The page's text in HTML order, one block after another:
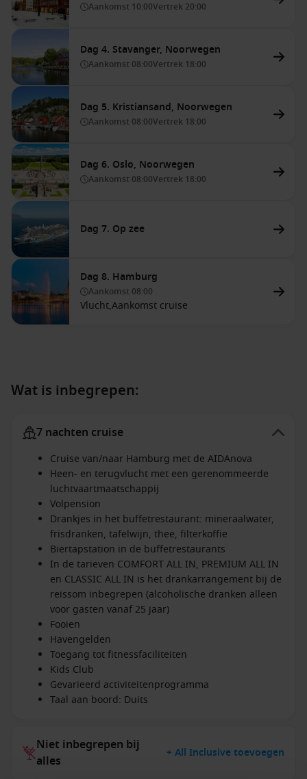
Aankomst 10:00Vertrek 20:00
Dag 4. Stavanger, Noorwegen
Aankomst 08:00Vertrek 18:00
Dag 5. Kristiansand, Noorwegen
Aankomst 08:00Vertrek 18:00
Dag 6. Oslo, Noorwegen
Aankomst 08:00Vertrek 18:00
Dag 7. Op zee
Dag 8. Hamburg
Aankomst 08:00
Vlucht,Aankomst cruise
Wat is inbegrepen:
7 nachten cruise
Cruise van/naar Hamburg met de AIDAnova
Heen- en terugvlucht met een gerenommeerde
luchtvaartmaatschappij
Volpension
Drankjes in het buffetrestaurant: mineraalwater,
frisdranken, tafelwijn, thee, filterkoffie
Biertapstation in de buffetrestaurants
In de tarieven COMFORT ALL IN, PREMIUM ALL IN
en CLASSIC ALL IN is het drankarrangement bij de
reissom inbegrepen (alcoholische dranken alleen
voor gasten vanaf 25 jaar)
Fooien
Havengelden
Toegang tot fitnessfaciliteiten
Kids Club
Gevarieerd activiteitenprogramma
Taal aan boord: Duits
Niet inbegrepen bij
alles
+ All Inclusive toevoegen